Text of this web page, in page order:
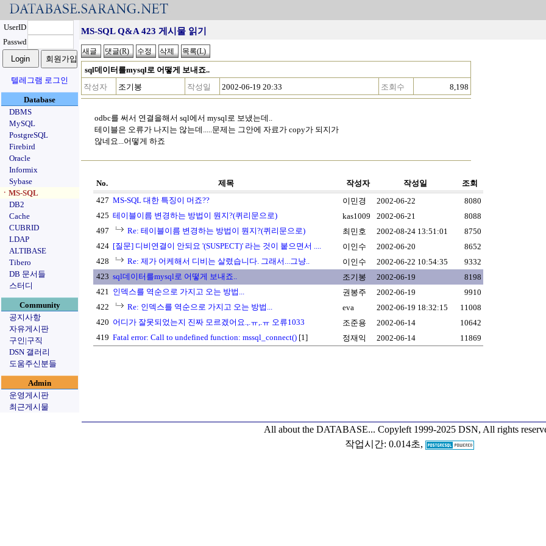
UserID
Passwd
텔레그램 로그인
Database
DBMS
MySQL
PostgreSQL
Firebird
Oracle
Informix
Sybase
ㆍMS-SQL
DB2
Cache
CUBRID
LDAP
ALTIBASE
Tibero
DB 문서들
스터디
Community
공지사항
자유게시판
구인|구직
DSN 갤러리
도움주신분들
Admin
운영게시판
최근게시물
MS-SQL Q&A 423 게시물 읽기
sql데이터를mysql로 어떻게 보내죠..
작성자
조기봉 작성일 2002-06-19 20:33 조회수 8,198
odbc를 써서 연결을해서 sql에서 mysql로 보냈는데..
테이블은 오류가 나지는 않는데.....문제는 그안에 자료가 copy가 되지가
않네요...어떻게 하죠
No. 제목 작성자 작성일
조회
427 MS-SQL 대한 특징이 머죠?? 이민경 2002-06-22
8080
425 테이블이름 변경하는 방법이 뭔지?(퀴리문으로) kas1009 2002-06-21
8088
497
Re: 테이블이름 변경하는 방법이 뭔지?(퀴리문으로) 최민호 2002-08-24 13:51:01
8750
424 [질문] 디비연결이 안되요 '(SUSPECT)' 라는 것이 붙으면서 .... 이인수 2002-06-20
8652
428
Re: 제가 어케해서 디비는 살렸습니다. 그래서...그냥.. 이인수 2002-06-22 10:54:35
9332
423 sql데이터를mysql로 어떻게 보내죠.. 조기봉 2002-06-19
8198
421 인덱스를 역순으로 가지고 오는 방법... 권봉주 2002-06-19
9910
422
Re: 인덱스를 역순으로 가지고 오는 방법... eva 2002-06-19 18:32:15
11008
420 어디가 잘못되었는지 진짜 모르겠어요.,.ㅠ,.ㅠ 오류1033 조준용 2002-06-14
10642
419 Fatal error: Call to undefined function: mssql_connect() [1] 정재익 2002-06-14 11869
All about the DATABASE... Copyleft 1999-2025 DSN, All rights
작업시간: 0.014초,